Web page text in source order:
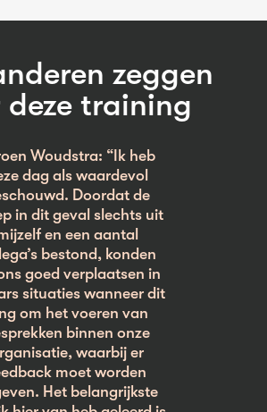
zeggen
deze training
Woudstra: “Ik heb
dag als waardevol
Doordat de
in dit geval slechts uit
en een aantal
bestond, konden
goed verplaatsen in
situaties wanneer dit
om het voeren van
binnen onze
waarbij er
moet worden
Het belangrijkste